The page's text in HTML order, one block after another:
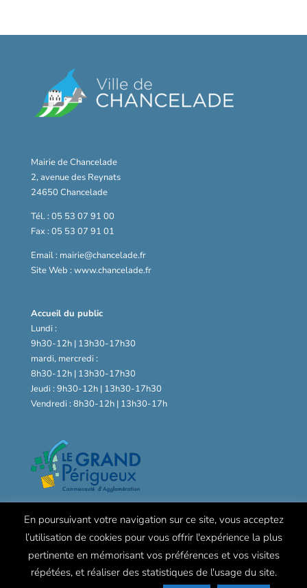
Mairie de Chancelade
2, avenue des Reynats
24650 Chancelade
Tél. : 05 53 07 91 00
Fax : 05 53 07 91 01
Email : mairie@chancelade.fr
Site Web : www.chancelade.fr
Accueil du public
Lundi :
9h30-12h | 13h30-17h30
mardi, mercredi :
8h30-12h | 13h30-17h30
Jeudi : 9h30-12h | 13h30-17h30
Vendredi : 8h30-12h | 13h30-17h
En poursuivant votre navigation sur ce site, vous acceptez
l’utilisation de cookies pour vous offrir l'expérience la plus
pertinente en mémorisant vos préférences et vos visites
répétées, et réaliser des statistiques de l'usage du site.